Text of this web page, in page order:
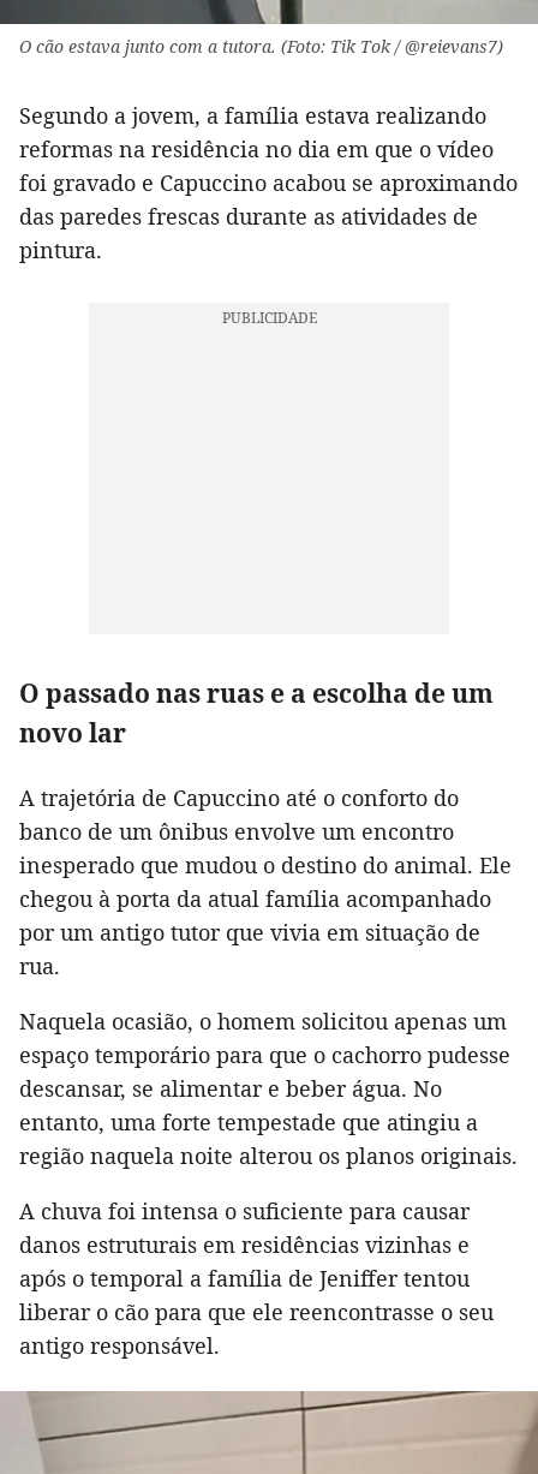
O cão estava junto com a tutora. (Foto: Tik Tok / @reievans7)
Segundo a jovem, a família estava realizando
reformas na residência no dia em que o vídeo
foi gravado e Capuccino acabou se aproximando
das paredes frescas durante as atividades de
pintura.
O passado nas ruas e a escolha de um
novo lar
A trajetória de Capuccino até o conforto do
banco de um ônibus envolve um encontro
inesperado que mudou o destino do animal. Ele
chegou à porta da atual família acompanhado
por um antigo tutor que vivia em situação de
rua.
Naquela ocasião, o homem solicitou apenas um
espaço temporário para que o cachorro pudesse
descansar, se alimentar e beber água. No
entanto, uma forte tempestade que atingiu a
região naquela noite alterou os planos originais.
A chuva foi intensa o suficiente para causar
danos estruturais em residências vizinhas e
após o temporal a família de Jeniffer tentou
liberar o cão para que ele reencontrasse o seu
antigo responsável.